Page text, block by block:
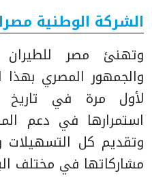
الشركة الوطنية
وتهنئ مصر للطيران
والجمهور المصري بهذا
لأول مرة في تاريخ
استمرارها في دعم
وتقديم كل التسهيلات
مشاركاتها في مختلف